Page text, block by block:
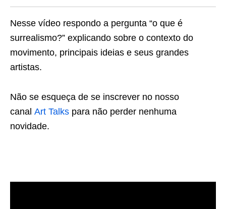
Nesse vídeo respondo a pergunta “o que é
surrealismo?” explicando sobre o contexto do
movimento, principais ideias e seus grandes
artistas.
Não se esqueça de se inscrever no nosso
canal Art Talks para não perder nenhuma
novidade.